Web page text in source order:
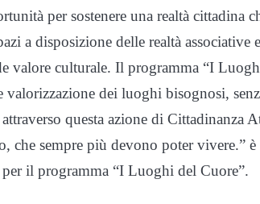
per sostenere una realtà cittadina
a disposizione delle realtà
valore culturale. Il programma “I
dei luoghi bisognosi,
questa azione di Cittadinanza
che sempre più devono poter vivere.”
il programma “I Luoghi del Cuore”.